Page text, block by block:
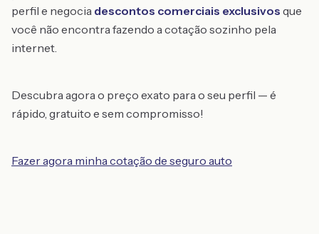
perfil e negocia descontos comerciais exclusivos que
você não encontra fazendo a cotação sozinho pela
internet.
Descubra agora o preço exato para o seu perfil — é
rápido, gratuito e sem compromisso!
Fazer agora minha cotação de seguro auto